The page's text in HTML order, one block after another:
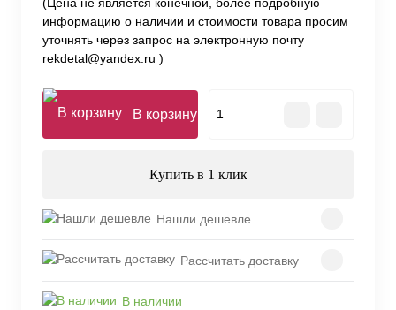
информацию о наличии и стоимости товара просим
уточнять через запрос на электронную почту
rekdetal@yandex.ru )
В корзину
Купить в 1 клик
Нашли дешевле
Рассчитать доставку
В наличии